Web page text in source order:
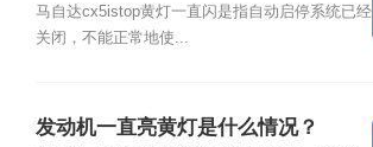
思？
马自达cx5istop黄灯一直闪是指自动启停系统已经
关闭，不能正常地使...
发动机一直亮黄灯是什么情况？